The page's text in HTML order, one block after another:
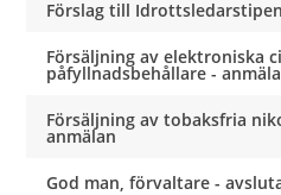
Förslag till
Försäljning av elektroniska
påfyllnadsbehållare -
Försäljning av tobaksfria
anmälan
God man, förvaltare -